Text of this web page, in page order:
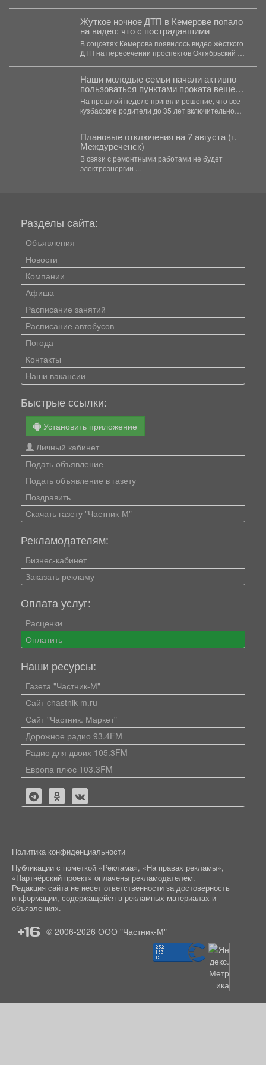
участников дорожного...
Жуткое ночное ДТП в Кемерове попало
на видео: что с пострадавшими
В соцсетях Кемерова появилось видео жёсткого
ДТП на пересечении проспектов Октябрьский и
Наши молодые семьи начали активно
пользоваться пунктами проката вещей
для новорожденных.
На прошлой неделе приняли решение, что все
кузбасские родители до 35 лет включительно
Плановые отключения на 7 августа (г.
Междуреченск)
В связи с ремонтными работами не будет
электроэнергии ...
Разделы сайта:
Объявления
Новости
Компании
Афиша
Расписание занятий
Расписание автобусов
Погода
Контакты
Наши вакансии
Быстрые ссылки:
Установить приложение
Личный кабинет
Подать объявление
Подать объявление в газету
Поздравить
Скачать газету "Частник-М"
Рекламодателям:
Бизнес-кабинет
Заказать рекламу
Оплата услуг:
Расценки
Оплатить
Наши ресурсы:
Газета "Частник-М"
Сайт chastnik-m.ru
Сайт "Частник. Маркет"
Дорожное радио 93.4FM
Радио для двоих 105.3FM
Европа плюс 103.3FM
Политика конфиденциальности
Публикации с пометкой «Реклама», «На правах рекламы»,
«Партнёрский проект» оплачены рекламодателем.
Редакция сайта не несет ответственности за достоверность
информации, содержащейся в рекламных материалах и
объявлениях.
+16 © 2006-2026 ООО "Частник-М"